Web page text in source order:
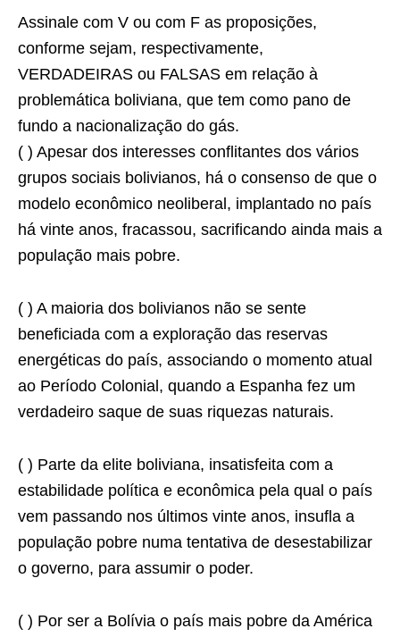
Assinale com V ou com F as proposições,
conforme sejam, respectivamente,
VERDADEIRAS ou FALSAS em relação à
problemática boliviana, que tem como pano de
fundo a nacionalização do gás.
( ) Apesar dos interesses conﬂitantes dos vários
grupos sociais bolivianos, há o consenso de que o
modelo econômico neoliberal, implantado no país
há vinte anos, fracassou, sacrificando ainda mais a
população mais pobre.
( ) A maioria dos bolivianos não se sente
beneficiada com a exploração das reservas
energéticas do país, associando o momento atual
ao Período Colonial, quando a Espanha fez um
verdadeiro saque de suas riquezas naturais.
( ) Parte da elite boliviana, insatisfeita com a
estabilidade política e econômica pela qual o país
vem passando nos últimos vinte anos, insuﬂa a
população pobre numa tentativa de desestabilizar
o governo, para assumir o poder.
( ) Por ser a Bolívia o país mais pobre da América